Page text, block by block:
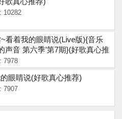
10282
看着我的眼睛说(Live版){音乐
声音 第六季’第7期}(好歌真心推
7978
眼睛说(好歌真心推荐)
7907